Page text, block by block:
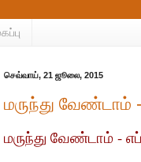
செவ்வாய், 21 ஜூலை, 2015
மருந்து வேண்டாம்
மருந்து வேண்டாம் -